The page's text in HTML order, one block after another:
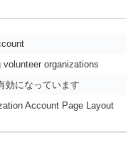
organizations
効になっています
Account Page Layout